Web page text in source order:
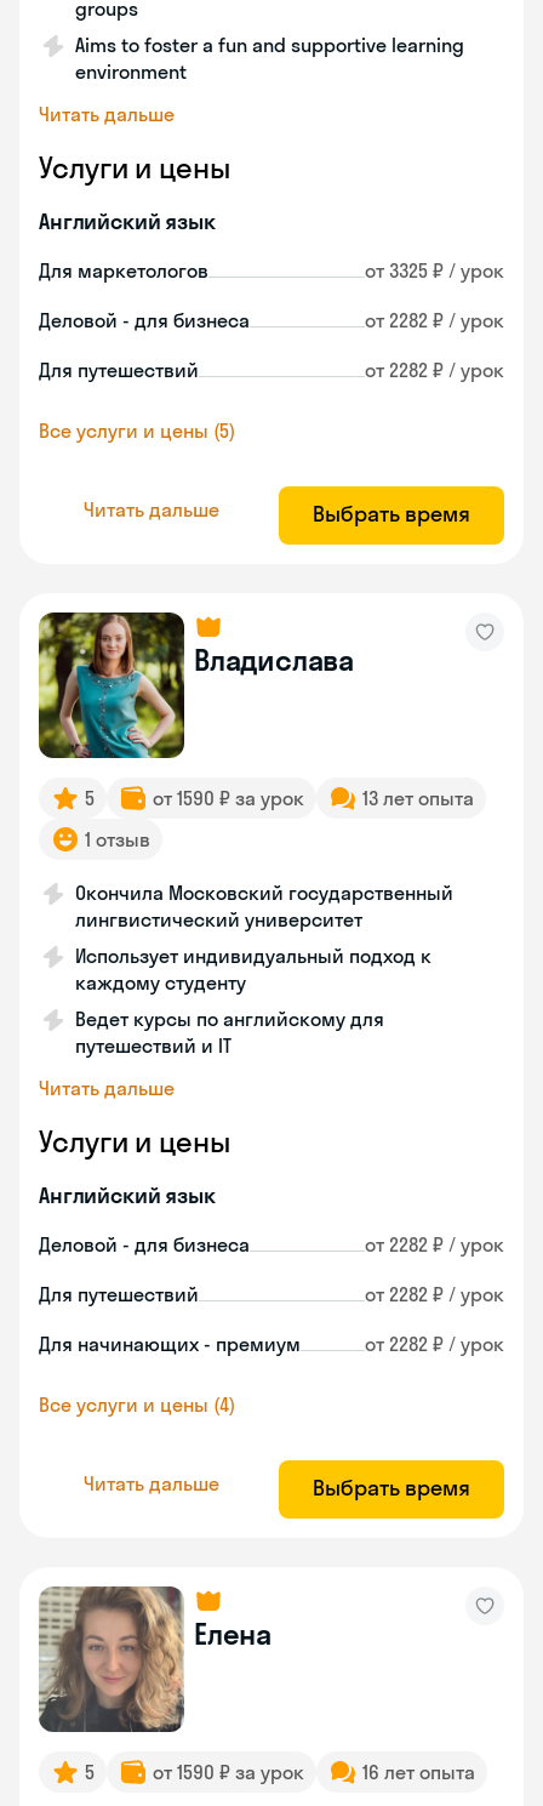
groups
Aims to foster a fun and supportive learning
environment
Читать дальше
Услуги и цены
Английский язык
Для маркетологов от 3325 ₽ / урок
Деловой - для бизнеса от 2282 ₽ / урок
Для путешествий от 2282 ₽ / урок
Все услуги и цены (5)
Читать дальше Выбрать время
Владислава
5 от 1590 ₽ за урок
13 лет опыта
1 отзыв
Окончила Московский государственный
лингвистический университет
Использует индивидуальный подход к
каждому студенту
Ведет курсы по английскому для
путешествий и IT
Читать дальше
Услуги и цены
Английский язык
Деловой - для бизнеса от 2282 ₽ / урок
Для путешествий от 2282 ₽ / урок
Для начинающих - премиум от 2282 ₽ / урок
Все услуги и цены (4)
Читать дальше Выбрать время
Елена
5 от 1590 ₽ за урок 16 лет опыта